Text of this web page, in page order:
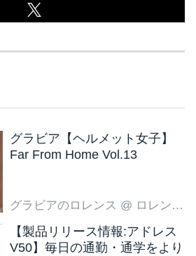
グラビア【ヘルメット女子】
Far From Home Vol.13
グラビアのロレンス @ ロレンス編集部
【製品リリース情報:アドレス
V50】毎日の通勤・通学をより